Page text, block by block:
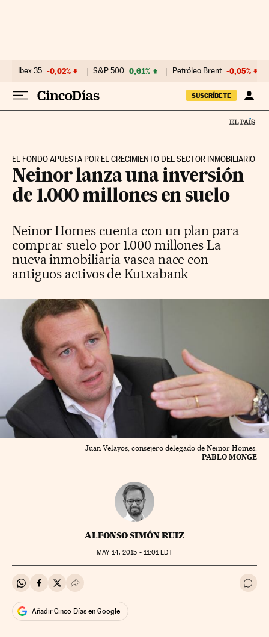
Ibex 35 -0,02% S&P 500 0,61% Petróleo Brent -0,05%
SUSCRÍBETE
EL FONDO APUESTA POR EL CRECIMIENTO DEL SECTOR INMOBILIARIO
Neinor lanza una inversión
de 1.000 millones en suelo
Neinor Homes cuenta con un plan para
comprar suelo por 1.000 millones La
nueva inmobiliaria vasca nace con
antiguos activos de Kutxabank
Juan Velayos, consejero delegado de Neinor Homes.
PABLO MONGE
ALFONSO SIMÓN RUIZ
MAY14, 2015 - 11:01EDT
Compartir en Whatsapp
Compartir en Facebook
Compartir en Twitter
Desplegar Redes Sociales Ir a
Añadir Cinco Días en Google